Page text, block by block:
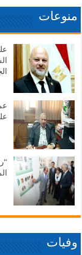
منوعات
وفيات